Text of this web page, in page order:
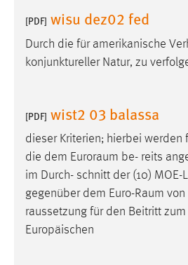
[PDF] wisu dez02 fed
Durch die für amerikanische
konjunktureller Natur, zu
[PDF] wist2 03 balassa
dieser Kriterien; hierbei
die dem Euroraum be- reits
im Durch- schnitt der (10)
gegenüber dem Euro-Raum von
raussetzung für den Beitritt zum
Europäischen
STATISTIK
Statistik Cookies erfassen
Matomo
Name: _pk_ref,
Zweck: Zugriffsstatistik
Cookie Laufzeit: Max. 13 Monate